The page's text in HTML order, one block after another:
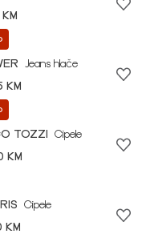
Jeans hlače
KM
TOZZI
Cipele
KM
Cipele
KM